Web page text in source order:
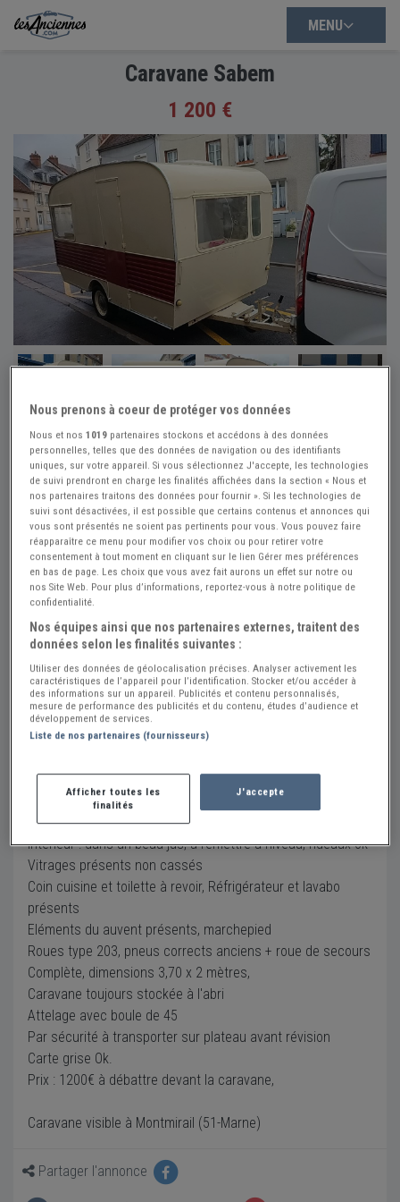
MENU
Caravane Sabem
1 200 €
Réf : A690527 Actualisée le : 26/07/2026
Caravane Sabem
1 200 €
Vendeur Particulier
Marne (51) - MONTMIRAIL (51210)
Description
Etat : Très bon état général,
Carrosserie : sans corrosion, juste quelques points
Intérieur : dans un beau jus, à remettre à niveau, rideaux ok
Vitrages présents non cassés
Coin cuisine et toilette à revoir, Réfrigérateur et lavabo
présents
Eléments du auvent présents, marchepied
Roues type 203, pneus corrects anciens + roue de secours
Complète, dimensions 3,70 x 2 mètres,
Caravane toujours stockée à l'abri
Attelage avec boule de 45
Par sécurité à transporter sur plateau avant révision
Carte grise Ok.
Prix : 1200€ à débattre devant la caravane,
Caravane visible à Montmirail (51-Marne)
Partager l'annonce
Nous prenons à coeur de protéger vos données
Nous et nos1019 partenaires stockons et accédons à des données
personnelles, telles que des données de navigation ou des identifiants
uniques, sur votre appareil. Si vous sélectionnez J'accepte, les technologies
de suivi prendront en charge les finalités affichées dans la section « Nous et
nos partenaires traitons des données pour fournir ». Si les technologies de
suivi sont désactivées, il est possible que certains contenus et annonces qui
vous sont présentés ne soient pas pertinents pour vous. Vous pouvez faire
réapparaître ce menu pour modifier vos choix ou pour retirer votre
consentement à tout moment en cliquant sur le lien Gérer mes préférences
en bas de page. Les choix que vous avez fait aurons un effet sur notre ou
nos Site Web. Pour plus d’informations, reportez-vous à notre politique de
confidentialité.
Nos équipes ainsi que nos partenaires externes, traitent des
données selon les finalités suivantes :
Utiliser des données de géolocalisation précises. Analyser activement les
caractéristiques de l’appareil pour l’identification. Stocker et/ou accéder à
des informations sur un appareil. Publicités et contenu personnalisés,
mesure de performance des publicités et du contenu, études d’audience et
développement de services.
Liste de nos partenaires (fournisseurs)
Afficher toutes les
finalités
J'accepte